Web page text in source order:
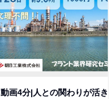
動画4分|人との関わりが活